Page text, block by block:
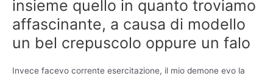
insieme quello in quanto troviamo
affascinante, a causa di modello
un bel crepuscolo oppure un falo
Invece facevo corrente esercitazione, il mio demone evo la